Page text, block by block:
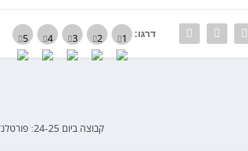
דרגו:
קבוצה ביום 24-25: פורטלנד טריילבלייזרס